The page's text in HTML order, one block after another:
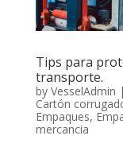
Tips para
transporte.
by VesselAdmin |
Cartón
Empaques,
mercancia